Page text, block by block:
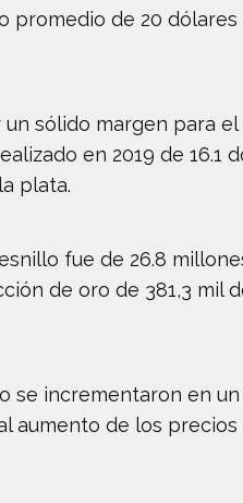
de 20
sólido margen para
en 2019 de 16.1
plata.
fue de 26.8
de oro de 381,3 mil
incrementaron en
aumento de los precios